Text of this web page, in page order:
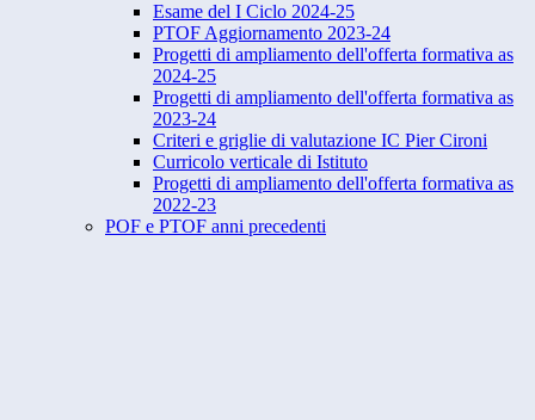
Esame del I Ciclo 2024-25
PTOF Aggiornamento 2023-24
Progetti di ampliamento dell'offerta formativa as
2024-25
Progetti di ampliamento dell'offerta formativa as
2023-24
Criteri e griglie di valutazione IC Pier Cironi
Curricolo verticale di Istituto
Progetti di ampliamento dell'offerta formativa as
2022-23
POF e PTOF anni precedenti